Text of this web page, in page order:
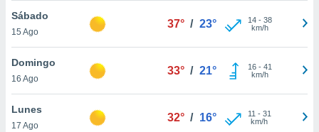
en
más
y
Sábado
15 Ago
37° / 23° 14- 38
km/h
Domingo
16 Ago
33° / 21° 16- 41
km/h
Lunes
17 Ago
32° / 16° 11 - 31
km/h